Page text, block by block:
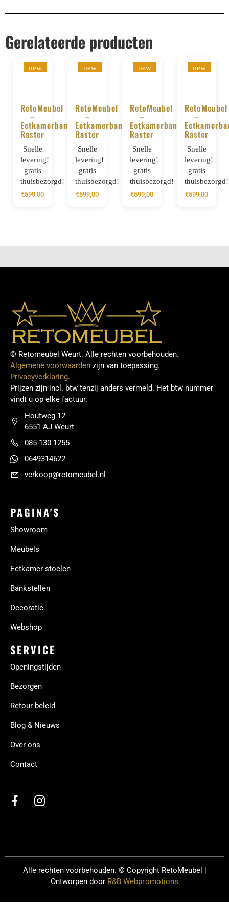
Gerelateerde producten
BESTELLEN
new
RetoMeubel
–
Eetkamerbank
Raster
Snelle
levering!
gratis
thuisbezorgd!
€599,00
BESTELLEN
new
RetoMeubel
–
Eetkamerbank
Raster
Snelle
levering!
gratis
thuisbezorgd!
€599,00
BESTELLEN
new
RetoMeubel
–
Eetkamerbank
Raster
Snelle
levering!
gratis
thuisbezorgd!
€599,00
BESTELLEN
new
RetoMeubel
–
Raster
Snelle
levering!
gratis
thuisbezorgd!
€599,00
© Retomeubel Weurt. Alle rechten voorbehouden.
Algemene voorwaarden zijn van toepassing.
Privacyverklaring.
Prijzen zijn incl. btw tenzij anders vermeld. Het btw nummer
vindt u op elke factuur.
Houtweg 12
6551 AJ Weurt
085 130 1255
0649314622
verkoop@retomeubel.nl
PAGINA'S
Showroom
Meubels
Eetkamer stoelen
Bankstellen
Decoratie
Webshop
SERVICE
Openingstijden
Bezorgen
Retour beleid
Blog & Nieuws
Over ons
Contact
Alle rechten voorbehouden. © Copyright RetoMeubel |
Ontworpen door R&B Webpromotions